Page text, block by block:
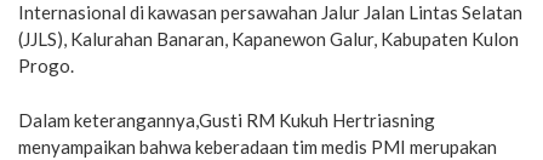
Internasional di kawasan persawahan Jalur Jalan Lintas Selatan
(JJLS), Kalurahan Banaran, Kapanewon Galur, Kabupaten Kulon
Progo.
Dalam keterangannya,Gusti RM Kukuh Hertriasning
menyampaikan bahwa keberadaan tim medis PMI merupakan